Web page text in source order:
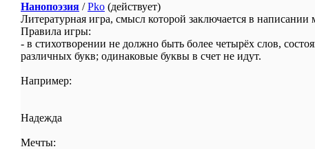
Нанопоэзия /Pko (действует)
Литературная игра, смысл которой заключается в
Правила игры:
- в стихотворении не должно быть более четырёх слов,
различных букв; одинаковые буквы в счет не идут.
Например:
Надежда
Мечты: